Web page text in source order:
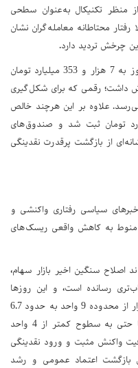
منظر تکنیکال به‌عنوان سطحی
محتاطانه معامله‌گران نشان
چرخش تردید دارد.
از سوی دیگر ارزش معاملات خرد هم دیروز به 7 هزار و 353 میلیارد تومان
قبل 24 درصد کاهش داشت؛ رقمی که برای شکل‌گیری
علاوه بر این هرچند خالص
حقیقی روز گذشته 713 میلیارد تومان ثبت شد و صندوق‌های
از بازگشت پرقدرت نقدینگی
سیاسی رفتاری واکنشی و
منوط به کاهش واقعی ریسک‌های
اصلاح سنگین اخیر بازار سهام،
رسانده است، و این روزها
نسبت قیمت به درآمد (P/E) گذشته‌نگر بازار از محدوده 9 واحد به حدود 6.7
واحد کاهش یافته و در بسیاری از نمادها حتی به سطوح کمتر از 4 واحد
واکنش مثبت و ورود نقدینگی
بازگشت اعتماد عمومی و رشد